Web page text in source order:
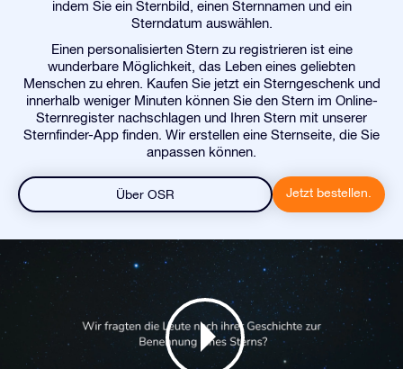
indem Sie ein Sternbild, einen Sternnamen und ein
Sterndatum auswählen.
Einen personalisierten Stern zu registrieren ist eine
wunderbare Möglichkeit, das Leben eines geliebten
Menschen zu ehren. Kaufen Sie jetzt ein Sterngeschenk und
innerhalb weniger Minuten können Sie den Stern im Online-
Sternregister nachschlagen und Ihren Stern mit unserer
Sternfinder-App finden. Wir erstellen eine Sternseite, die Sie
anpassen können.
Über OSR Jetzt bestellen.